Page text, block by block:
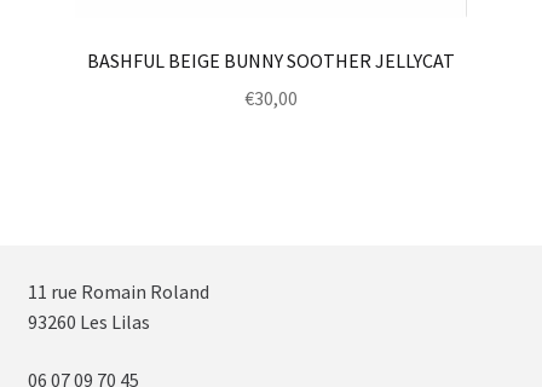
BASHFUL BEIGE BUNNY SOOTHER JELLYCAT
€30,00
11 rue Romain Roland
93260 Les Lilas
06 07 09 70 45